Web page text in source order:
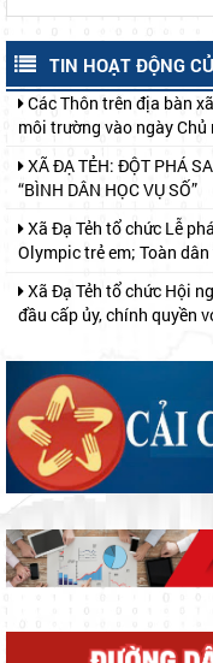
TIN HOẠT ĐỘNG
và Chiến dịch Mùa hè số
Các Thôn trên địa bàn xã Đạ Tẻh duy trì công tác ra quân vệ sinh
môi trường vào ngày
“BÌNH DÂN HỌC VỤ SỐ”
Olympic trẻ em; Toàn
nước và Khai mạc hoạt
đầu cấp ủy, chính quyền
Xã Đạ Tẻh tổ chức tập
Lãnh đạo xã Đạ Tẻh
Khối thi đua số 2 tổ
THÁNG 7
ĐẢNG ỦY - HĐND - UBND - ỦY BAN MTTQ VIỆT NAM XÃ ĐẠ TẺH
TỔ CHỨC GẶP MẶT,
UỐNG NƯỚC NHỚ NGUỒN – ĐỜI ĐỜI GHI NHỚ CÔNG ƠN CÁC
ANH HÙNG LIỆT SĨ
NĂM NGÀY THƯƠNG